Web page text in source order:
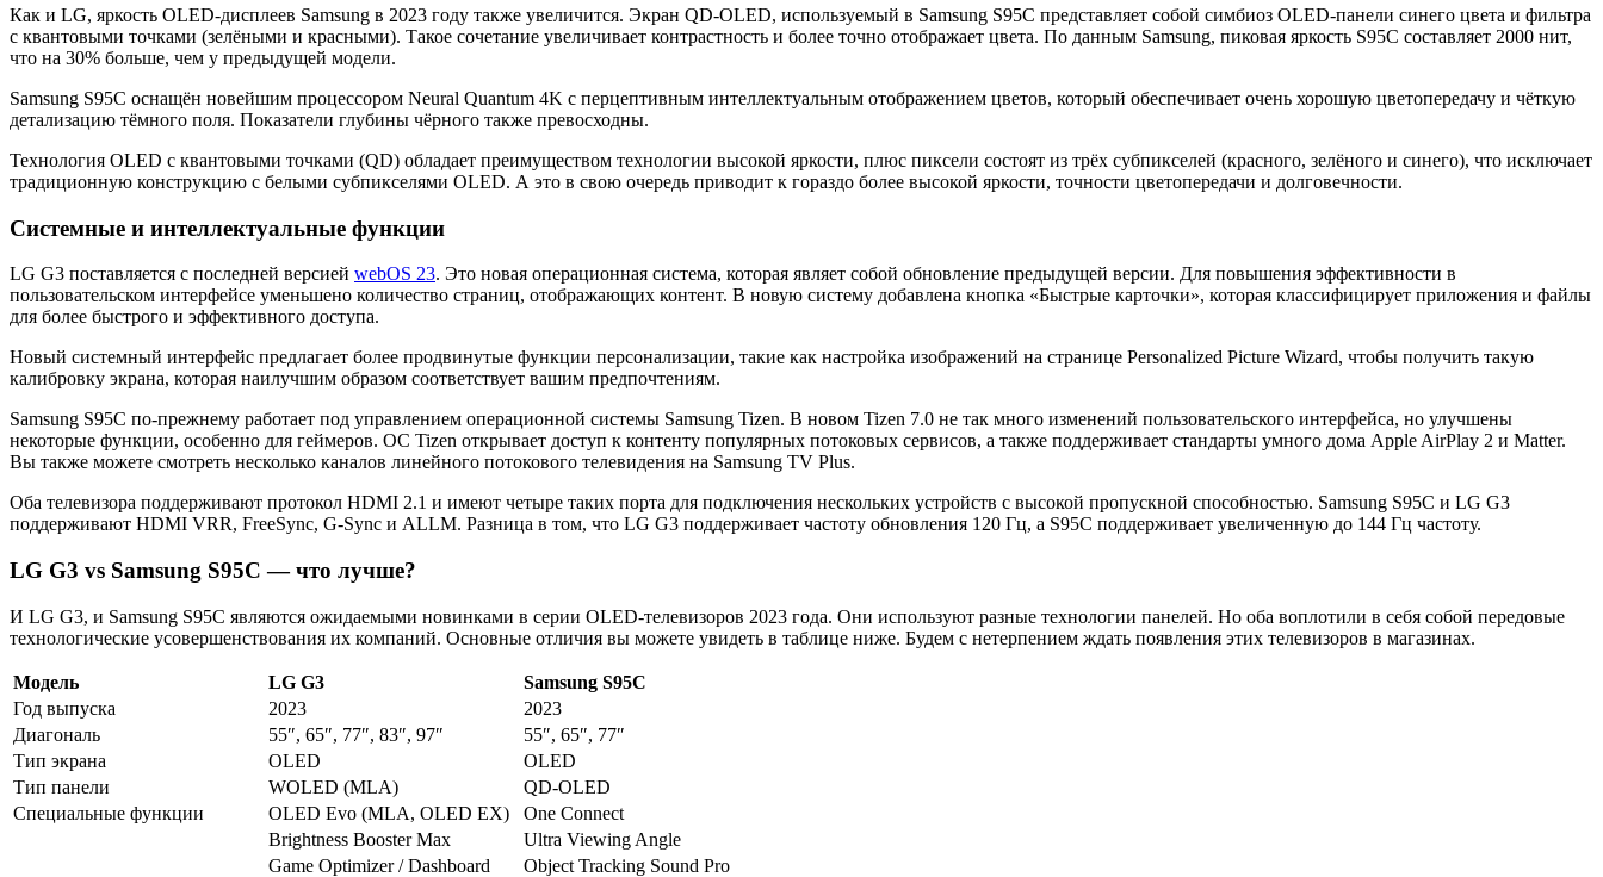
Как и LG, яркость OLED-дисплеев Samsung в 2023 году также увеличится. Экран QD-OLED, используемый в Samsung S95C представляет собой симбиоз OLED-панели синего цвета и фильтра
с квантовыми точками (зелёными и красными). Такое сочетание увеличивает контрастность и более точно отображает цвета. По данным Samsung, пиковая яркость S95C составляет 2000 нит,
что на 30% больше, чем у предыдущей модели.
Samsung S95C оснащён новейшим процессором Neural Quantum 4K с перцептивным интеллектуальным отображением цветов, который обеспечивает очень хорошую цветопередачу и чёткую
детализацию тёмного поля. Показатели глубины чёрного также превосходны.
Технология OLED с квантовыми точками (QD) обладает преимуществом технологии высокой яркости, плюс пиксели состоят из трёх субпикселей (красного, зелёного и синего), что исключает
традиционную конструкцию с белыми субпикселями OLED. А это в свою очередь приводит к гораздо более высокой яркости, точности цветопередачи и долговечности.
Системные и интеллектуальные функции
LG G3 поставляется с последней версией webOS 23. Это новая операционная система, которая являет собой обновление предыдущей версии. Для повышения эффективности в
пользовательском интерфейсе уменьшено количество страниц, отображающих контент. В новую систему добавлена кнопка «Быстрые карточки», которая классифицирует приложения и файлы
для более быстрого и эффективного доступа.
Новый системный интерфейс предлагает более продвинутые функции персонализации, такие как настройка изображений на странице Personalized Picture Wizard, чтобы получить такую
калибровку экрана, которая наилучшим образом соответствует вашим предпочтениям.
Samsung S95C по-прежнему работает под управлением операционной системы Samsung Tizen. В новом Tizen 7.0 не так много изменений пользовательского интерфейса, но улучшены
некоторые функции, особенно для геймеров. ОС Tizen открывает доступ к контенту популярных потоковых сервисов, а также поддерживает стандарты умного дома Apple AirPlay 2 и Matter.
Вы также можете смотреть несколько каналов линейного потокового телевидения на Samsung TV Plus.
Оба телевизора поддерживают протокол HDMI 2.1 и имеют четыре таких порта для подключения нескольких устройств с высокой пропускной способностью. Samsung S95C и LG G3
поддерживают HDMI VRR, FreeSync, G-Sync и ALLM. Разница в том, что LG G3 поддерживает частоту обновления 120 Гц, а S95C поддерживает увеличенную до 144 Гц частоту.
LG G3 vs Samsung S95C — что лучше?
И LG G3, и Samsung S95C являются ожидаемыми новинками в серии OLED-телевизоров 2023 года. Они используют разные технологии панелей. Но оба воплотили в себя собой передовые
технологические усовершенствования их компаний. Основные отличия вы можете увидеть в таблице ниже. Будем с нетерпением ждать появления этих телевизоров в магазинах.
Модель LG G3
Samsung S95C
Год выпуска
2023
2023
Диагональ
55″, 65″, 77″, 83″, 97″
55″, 65″, 77″
Тип экрана
OLED
OLED
Тип панели
WOLED (MLA)
QD-OLED
Специальные функции
OLED Evo (MLA, OLED EX)
One Connect
Brightness Booster Max
Ultra Viewing Angle
Game Optimizer / Dashboard
Object Tracking Sound Pro